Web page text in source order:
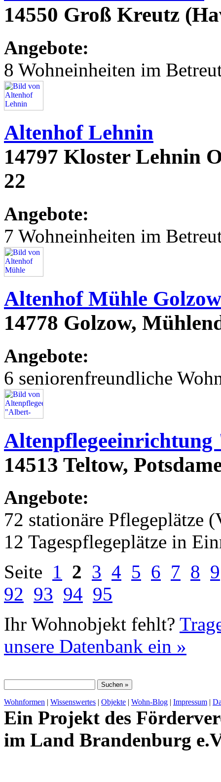
14550 Groß Kreutz
Angebote:
8 Wohneinheiten im
Altenhof Lehnin
14797 Kloster Lehnin
22
Angebote:
7 Wohneinheiten im
Altenhof Mühle Golzow
14778 Golzow,
Angebote:
6 seniorenfreundliche
14513 Teltow,
Angebote:
72 stationäre Pflegeplätze
12 Tagespflegeplätze in
Seite 1 2 3 4 5 6 7 8 9
92 93 94 95
Ihr Wohnobjekt fehlt?
unsere Datenbank ein »
Wohnformen | Wissenswertes | Objekte | Wohn-Blog | Impressum |
Ein Projekt des
im Land Brandenburg